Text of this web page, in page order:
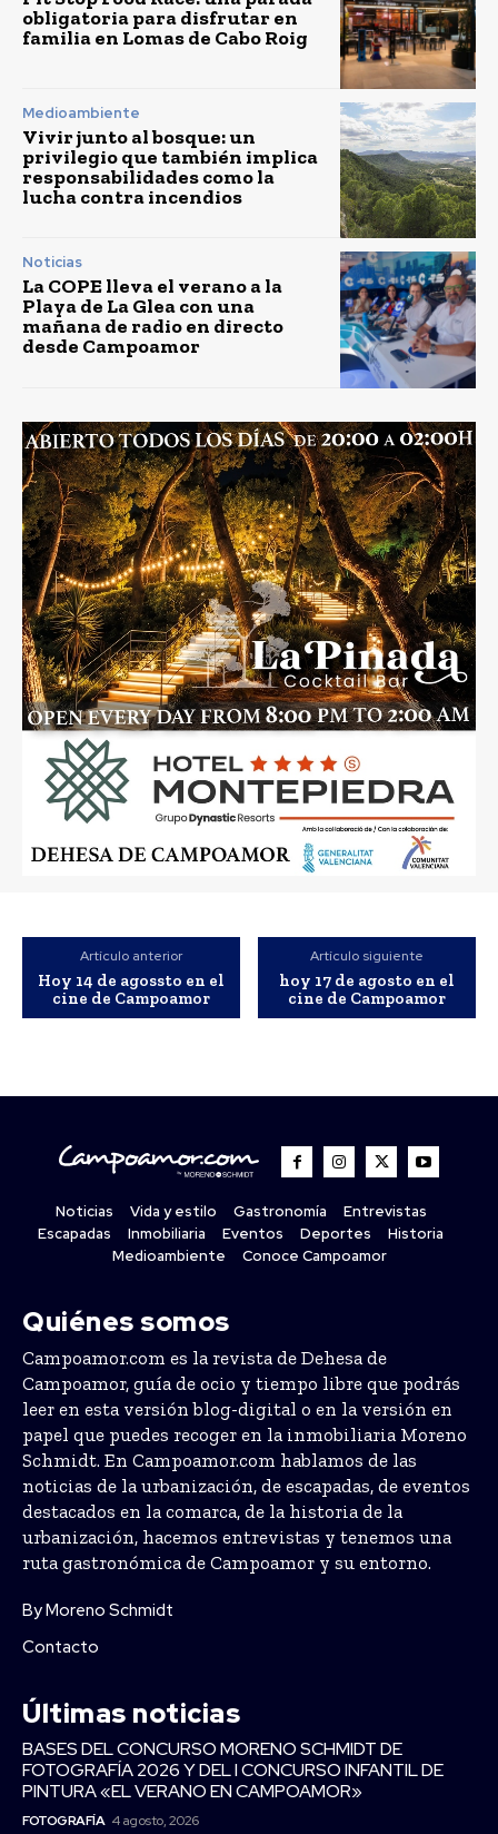
obligatoria para disfrutar en
familia en Lomas de Cabo Roig
Medioambiente
Vivir junto al bosque: un
privilegio que también implica
responsabilidades como la
lucha contra incendios
Noticias
La COPE lleva el verano a la
Playa de La Glea con una
mañana de radio en directo
desde Campoamor
Artículo anterior
Hoy 14 de agossto en el
cine de Campoamor
Artículo siguiente
hoy 17 de agosto en el
cine de Campoamor
Noticias Vida y estilo Gastronomía
Entrevistas
Escapadas
Inmobiliaria Eventos Deportes
Historia
Medioambiente
Conoce Campoamor
Quiénes somos
Campoamor.com es la revista de Dehesa de
Campoamor, guía de ocio y tiempo libre que podrás
leer en esta versión blog-digital o en la versión en
papel que puedes recoger en la inmobiliaria Moreno
Schmidt. En Campoamor.com hablamos de las
noticias de la urbanización, de escapadas, de eventos
destacados en la comarca, de la historia de la
urbanización, hacemos entrevistas y tenemos una
ruta gastronómica de Campoamor y su entorno.
By Moreno Schmidt
Contacto
Últimas noticias
BASES DEL CONCURSO MORENO SCHMIDT DE
FOTOGRAFÍA 2026 Y DEL I CONCURSO INFANTIL DE
PINTURA «EL VERANO EN CAMPOAMOR»
FOTOGRAFÍA 4 agosto, 2026